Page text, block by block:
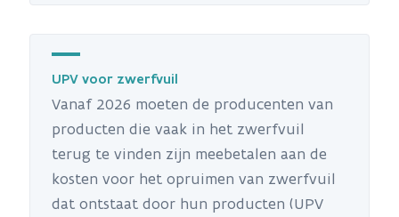
UPV voor zwerfvuil
Vanaf 2026 moeten de producenten van
producten die vaak in het zwerfvuil
terug te vinden zijn meebetalen aan de
kosten voor het opruimen van zwerfvuil
dat ontstaat door hun producten (UPV